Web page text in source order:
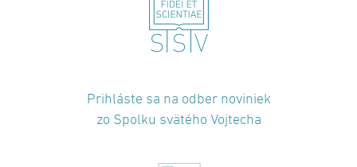
Prihláste sa na odber noviniek
zo Spolku svätého Vojtecha